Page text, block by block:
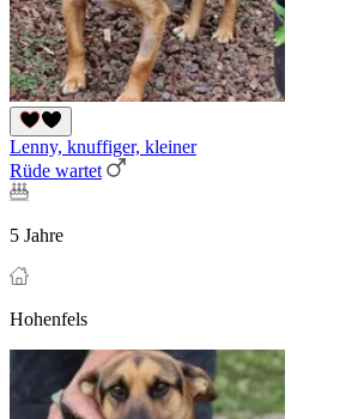
Lenny, knuffiger, kleiner
Rüde wartet
5 Jahre
Hohenfels